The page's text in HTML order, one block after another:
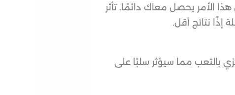
الأمر يحصل معاك دائمًا. تأثر
نتائج أقل.
بالتعب مما سيؤثر سلبًا على